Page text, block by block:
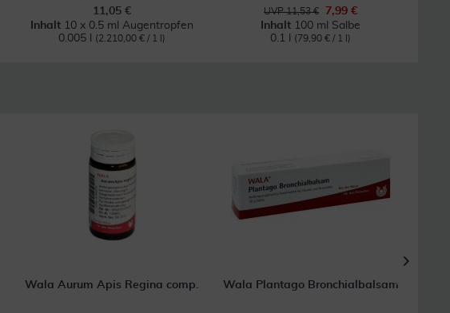
11,05 €
Inhalt 10 x 0.5 ml Augentropfen
0.005 l
(2.210,00 € / 1 l)
UVP 11,53 €
7,99 €
Inhalt 100 ml Salbe
0.1 l
(79,90 € / 1 l)
Wala Aurum Apis Regina comp. Wala Plantago Bronchialbalsam